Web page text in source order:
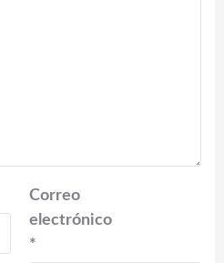
Correo
electrónico
*